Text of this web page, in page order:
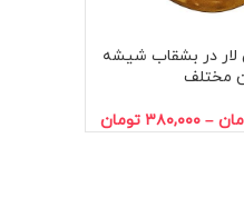
در بشقاب شیشه
مختلف
– ۳۸۰,۰۰۰ تومان